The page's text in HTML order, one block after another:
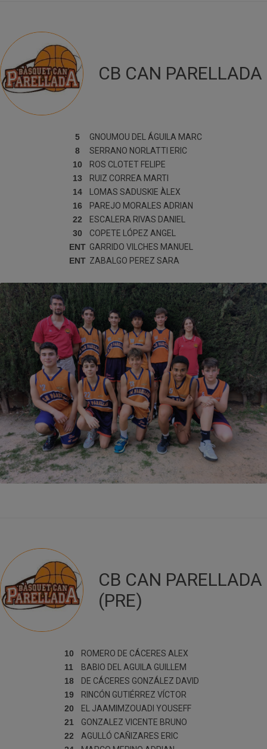
CB CAN PARELLADA
5 GNOUMOU DEL ÁGUILA MARC
8
SERRANO NORLATTI ERIC
10
ROS CLOTET FELIPE
13
RUIZ CORREA MARTI
14
LOMAS SADUSKIE ÀLEX
16
PAREJO MORALES ADRIAN
22
ESCALERA RIVAS DANIEL
30
COPETE LÓPEZ ANGEL
ENT GARRIDO VILCHES MANUEL
ENT ZABALGO PEREZ SARA
CB CAN PARELLADA
(PRE)
10 ROMERO DE CÁCERES ALEX
11
BABIO DEL AGUILA GUILLEM
18
DE CÁCERES GONZÁLEZ DAVID
19
RINCÓN GUTIÉRREZ VÍCTOR
20
EL JAAMIMZOUADI YOUSEFF
21
GONZALEZ VICENTE BRUNO
22
AGULLÓ CAÑIZARES ERIC